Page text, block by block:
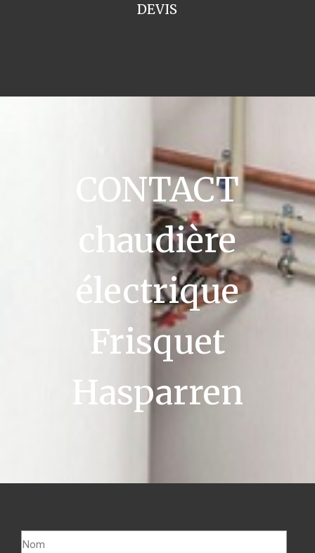
DEVIS
CONTACT
chaudière
électrique
Frisquet
Hasparren